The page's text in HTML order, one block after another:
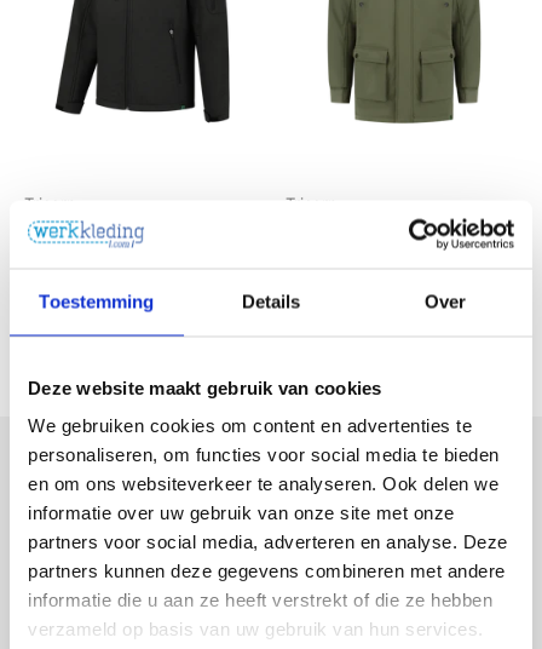
Toestemming Details Over
Deze website maakt gebruik van cookies
We gebruiken cookies om content en advertenties te
personaliseren, om functies voor social media te bieden
en om ons websiteverkeer te analyseren. Ook delen we
informatie over uw gebruik van onze site met onze
partners voor social media, adverteren en analyse. Deze
partners kunnen deze gegevens combineren met andere
informatie die u aan ze heeft verstrekt of die ze hebben
verzameld op basis van uw gebruik van hun services.
Tricorp
Tricorp Softshell Rewear
Excl. BTW
Tricorp
Winter Softshell Parka
Excl. BTW
Meld je aan voor onze nieuwsbrief
Ontvang de nieuwste aanbiedingen en promoties
E-mailadres